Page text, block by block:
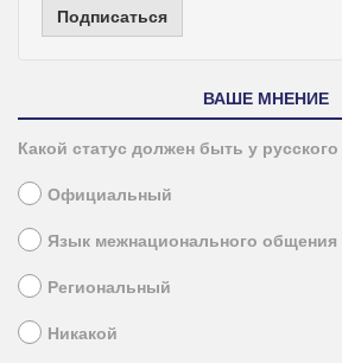
Подписаться
ВАШЕ МНЕНИЕ
Какой статус должен быть у
Официальный
Язык межнационального общения
Региональный
Никакой